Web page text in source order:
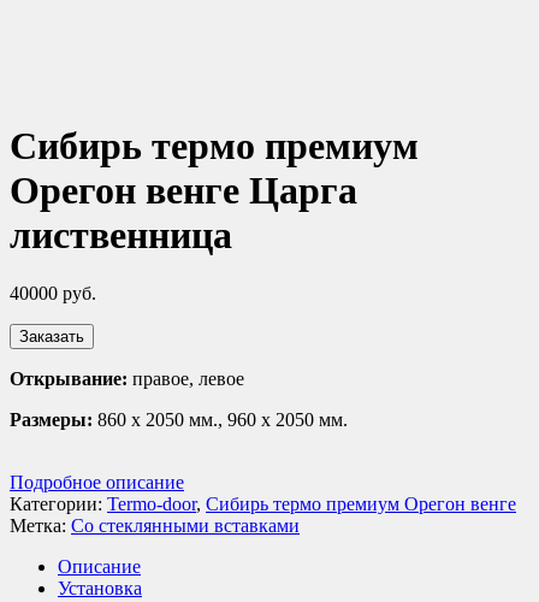
Сибирь термо премиум
Орегон венге Царга
лиственница
40000 руб.
Заказать
Открывание: правое, левое
Размеры: 860 х 2050 мм., 960 х 2050 мм.
Подробное описание
Категории: Termo-door, Сибирь термо премиум Орегон венге
Метка: Со стеклянными вставками
Описание
Установка